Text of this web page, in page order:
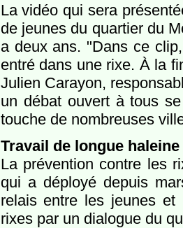
La vidéo qui sera
de jeunes du quartier du
a deux ans. "Dans ce
entré dans une rixe. À la
Julien Carayon,
un débat ouvert à tous
touche de nombreuses
Travail de longue haleine
La prévention contre les
qui a déployé depuis
relais entre les jeunes et
rixes par un dialogue du